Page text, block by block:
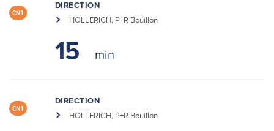
CN1
DIRECTION
HOLLERICH, P+R Bouillon
15
CN1
DIRECTION
HOLLERICH, P+R Bouillon